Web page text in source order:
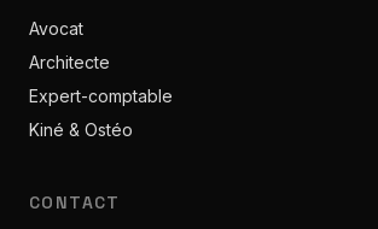
Avocat
Architecte
Expert-comptable
Kiné & Ostéo
CONTACT